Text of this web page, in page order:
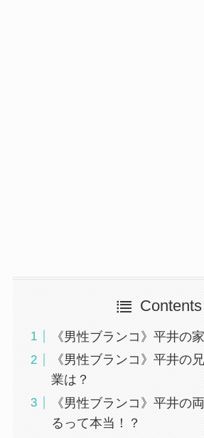
Contents
《男性ブランコ》平井の
《男性ブランコ》平井の
業は？
《男性ブランコ》平井の
るって本当！？